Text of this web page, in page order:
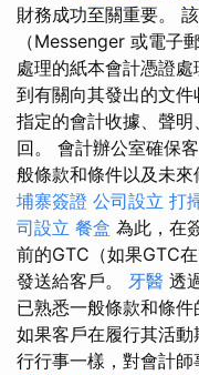
財務成功至關重要。
（Messenger 或電子
處理的紙本會計憑證
到有關向其發出的文
指定的會計收據、聲
回。 會計辦公室確保
般條款和條件以及未來
埔寨簽證 公司設立 打
司設立 餐盒 為此，在
前的GTC（如果GTC
發送給客戶。 牙醫 透
已熟悉一般條款和條件
如果客戶在履行其活
行行事一樣，對會計師